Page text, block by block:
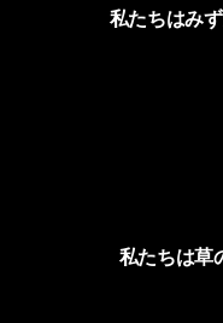
私たちはみ
私たちは草